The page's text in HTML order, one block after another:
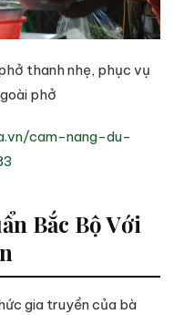
thanh nhẹ, phục vụ
phở
cam-nang-du-
Bắc Bộ Với
gia truyền của bà